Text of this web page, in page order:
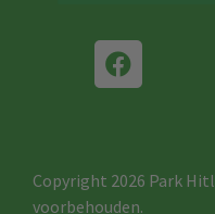
Copyright 2026 Park
voorbehouden.